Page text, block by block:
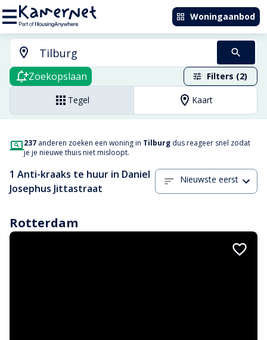
Woningaanbod
Zoekopslaan Filters (2)
Tegel Kaart
237 anderen zoeken een woning in Tilburg dus reageer snel zodat
je je nieuwe thuis niet misloopt.
1 Anti-kraaks te huur in Daniel
Josephus Jittastraat
Nieuwste eerst
Rotterdam